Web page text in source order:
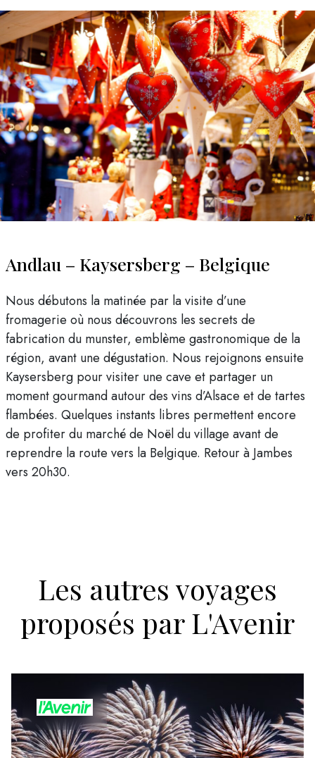
Andlau – Kaysersberg – Belgique
Nous débutons la matinée par la visite d’une
fromagerie où nous découvrons les secrets de
fabrication du munster, emblème gastronomique de la
région, avant une dégustation. Nous rejoignons ensuite
Kaysersberg pour visiter une cave et partager un
moment gourmand autour des vins d’Alsace et de tartes
flambées. Quelques instants libres permettent encore
de profiter du marché de Noël du village avant de
reprendre la route vers la Belgique. Retour à Jambes
vers 20h30.
Les autres voyages
proposés par L'Avenir